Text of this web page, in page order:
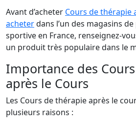
Avant d’acheter Cours de thérapie
acheterdans l’un des magasins
sportive en France, renseignez-
un produit très populaire dans le
Importance des
après le Cours
Les Cours de thérapie après le
plusieurs raisons :